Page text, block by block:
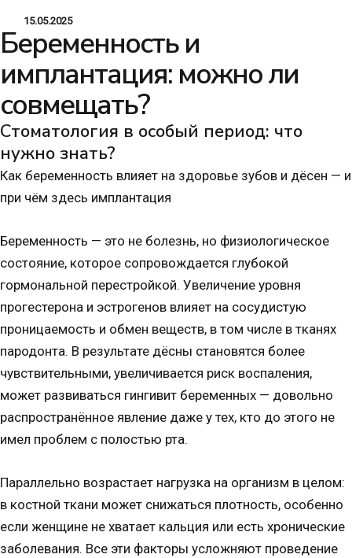
15.05.2025
Беременность и
имплантация: можно ли
совмещать?
Стоматология в особый период: что
нужно знать?
Как беременность влияет на здоровье зубов и дёсен — и
при чём здесь имплантация
Беременность — это не болезнь, но физиологическое
состояние, которое сопровождается глубокой
гормональной перестройкой. Увеличение уровня
прогестерона и эстрогенов влияет на сосудистую
проницаемость и обмен веществ, в том числе в тканях
пародонта. В результате дёсны становятся более
чувствительными, увеличивается риск воспаления,
может развиваться гингивит беременных — довольно
распространённое явление даже у тех, кто до этого не
имел проблем с полостью рта.
Параллельно возрастает нагрузка на организм в целом:
в костной ткани может снижаться плотность, особенно
если женщине не хватает кальция или есть хронические
заболевания. Все эти факторы усложняют проведение